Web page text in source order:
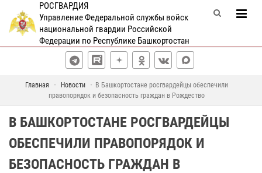
РОСГВАРДИЯ
Управление Федеральной службы войск
национальной гвардии Российской
Федерации по Республике Башкортостан
Главная Новости
В Башкортостане росгвардейцы обеспечили
правопорядок и безопасность граждан в Рождество
В БАШКОРТОСТАНЕ РОСГВАРДЕЙЦЫ
ОБЕСПЕЧИЛИ ПРАВОПОРЯДОК И
БЕЗОПАСНОСТЬ ГРАЖДАН В